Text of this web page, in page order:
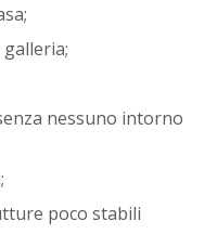
nessuno intorno
poco stabili